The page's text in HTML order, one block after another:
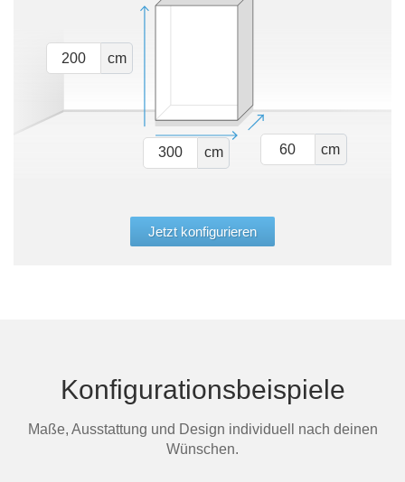
cm
cm cm
Jetzt konfigurieren
Konfigurationsbeispiele
Maße, Ausstattung und Design individuell nach deinen
Wünschen.